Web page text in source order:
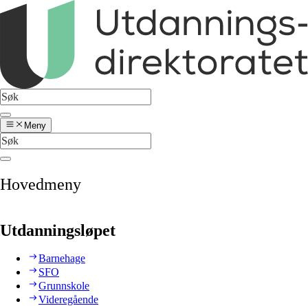
Meny
Hovedmeny
Utdanningsløpet
Barnehage
SFO
Grunnskole
Videregående